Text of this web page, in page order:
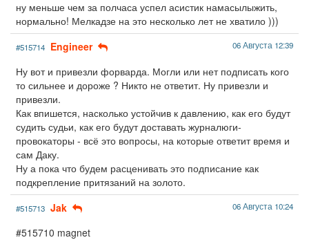
ну меньше чем за полчаса успел асистик намасылыжить,
нормально! Мелкадзе на это несколько лет не хватило )))
#515714 Engineer 06 Августа 12:39
Ну вот и привезли форварда. Могли или нет подписать кого
то сильнее и дороже ? Никто не ответит. Ну привезли и
привезли.
Как впишется, насколько устойчив к давлению, как его будут
судить судьи, как его будут доставать журналюги-
провокаторы - всё это вопросы, на которые ответит время и
сам Даку.
Ну а пока что будем расценивать это подписание как
подкрепление притязаний на золото.
#515713 Jak 06 Августа 10:24
#515710 magnet